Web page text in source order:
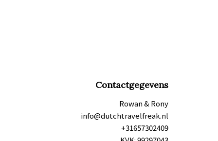
Contactgegevens
Rowan & Rony
info@dutchtravelfreak.nl
+31657302409